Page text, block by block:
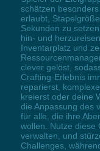
schätzen
erlaubt,
Sekunden zu
hin- und
Inventarplatz und
clever gelöst,
Crafting-Erlebnis
reparierst,
kreierst oder deine
die Anpassung des
für alle, die ihre
wollen. Nutze diese
verwalten, und
Challenges,